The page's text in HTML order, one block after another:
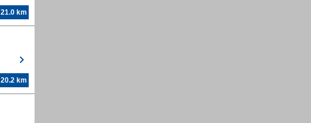
21.0 km
20.2 km